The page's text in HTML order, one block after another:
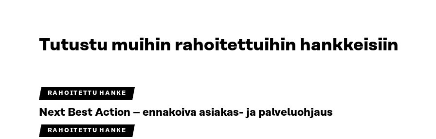
Tutustu muihin rahoitettuihin hankkeisiin
RAHOITETTU HANKE
Next Best Action – ennakoiva asiakas- ja palveluohjaus
RAHOITETTU HANKE